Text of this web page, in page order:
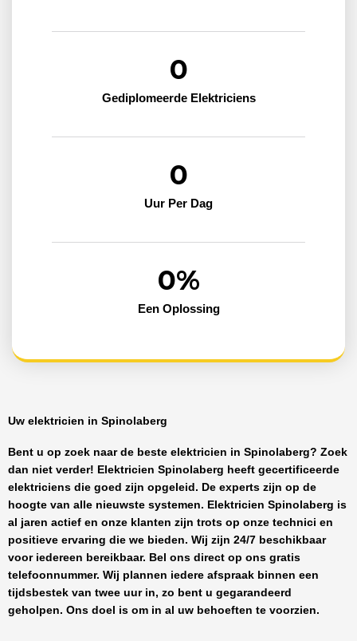
Gediplomeerde Elektriciens
0
Uur Per Dag
0
Een Oplossing
0%
Uw elektricien in Spinolaberg
Bent u op zoek naar de beste elektricien in Spinolaberg? Zoek
dan niet verder! Elektricien Spinolaberg heeft gecertificeerde
elektriciens die goed zijn opgeleid. De experts zijn op de
hoogte van alle nieuwste systemen. Elektricien Spinolaberg is
al jaren actief en onze klanten zijn trots op onze technici en
positieve ervaring die we bieden. Wij zijn 24/7 beschikbaar
voor iedereen bereikbaar. Bel ons direct op ons gratis
telefoonnummer. Wij plannen iedere afspraak binnen een
tijdsbestek van twee uur in, zo bent u gegarandeerd
geholpen. Ons doel is om in al uw behoeften te voorzien.